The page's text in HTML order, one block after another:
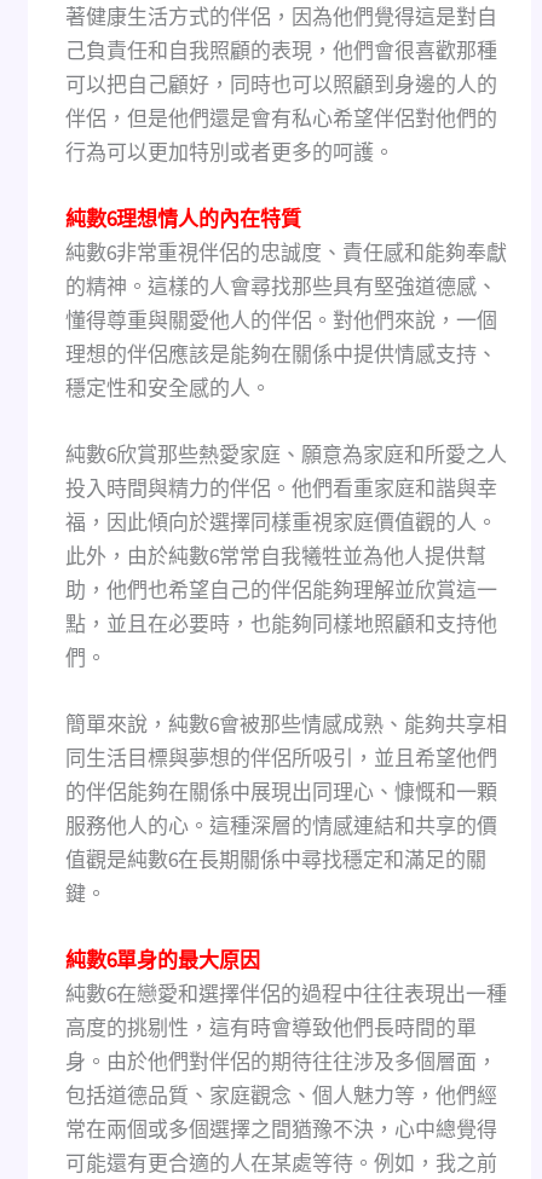
著健康生活方式的伴侶，因為他們覺得這是對自
己負責任和自我照顧的表現，他們會很喜歡那種
可以把自己顧好，同時也可以照顧到身邊的人的
伴侶，但是他們還是會有私心希望伴侶對他們的
行為可以更加特別或者更多的呵護。
純數6理想情人的內在特質
純數6非常重視伴侶的忠誠度、責任感和能夠奉獻
的精神。這樣的人會尋找那些具有堅強道德感、
懂得尊重與關愛他人的伴侶。對他們來說，一個
理想的伴侶應該是能夠在關係中提供情感支持、
穩定性和安全感的人。
純數6欣賞那些熱愛家庭、願意為家庭和所愛之人
投入時間與精力的伴侶。他們看重家庭和諧與幸
福，因此傾向於選擇同樣重視家庭價值觀的人。
此外，由於純數6常常自我犧牲並為他人提供幫
助，他們也希望自己的伴侶能夠理解並欣賞這一
點，並且在必要時，也能夠同樣地照顧和支持他
們。
簡單來說，純數6會被那些情感成熟、能夠共享相
同生活目標與夢想的伴侶所吸引，並且希望他們
的伴侶能夠在關係中展現出同理心、慷慨和一顆
服務他人的心。這種深層的情感連結和共享的價
值觀是純數6在長期關係中尋找穩定和滿足的關
鍵。
純數6單身的最大原因
純數6在戀愛和選擇伴侶的過程中往往表現出一種
高度的挑剔性，這有時會導致他們長時間的單
身。由於他們對伴侶的期待往往涉及多個層面，
包括道德品質、家庭觀念、個人魅力等，他們經
常在兩個或多個選擇之間猶豫不決，心中總覺得
可能還有更合適的人在某處等待。例如，我之前